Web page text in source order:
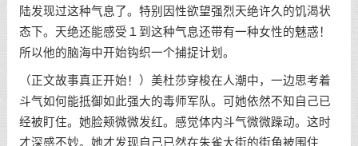
陆发现过这种气息了。特别因性欲望强烈天绝许久的饥渴状
态下。天绝还能感受１到这种气息还带有一种女性的魅惑！
所以他的脑海中开始钩织一个捕捉计划。
（正文故事真正开始！）美杜莎穿梭在人潮中，一边思考着
斗气如何能抵御如此强大的毒师军队。可她依然不知自己已
经被盯住。她脸颊微微发红。感觉体内斗气微微躁动。这时
才深感不妙。她才发现自己已然在朱雀大街的街角被围住